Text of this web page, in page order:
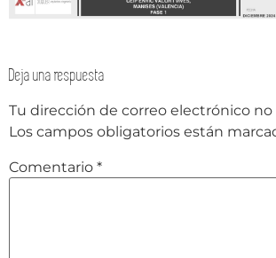
Deja una respuesta
Tu dirección de correo electrónico no
Los campos obligatorios están
Comentario *